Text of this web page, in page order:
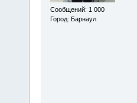
Сообщений: 1 000
Город: Барнаул